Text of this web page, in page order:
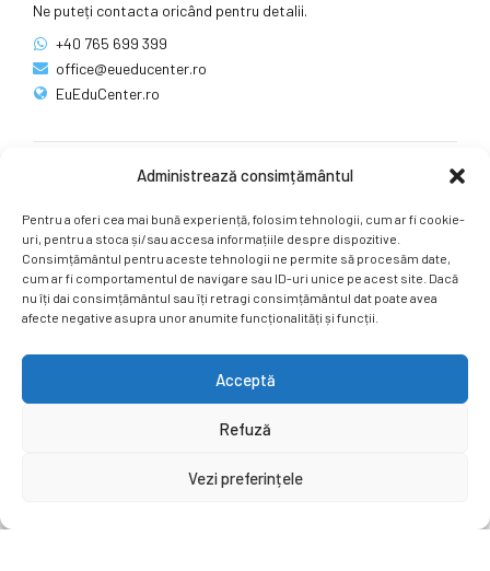
Administrează consimțământul
Pentru a oferi cea mai bună experiență, folosim tehnologii, cum ar fi cookie-
uri, pentru a stoca și/sau accesa informațiile despre dispozitive.
Consimțământul pentru aceste tehnologii ne permite să procesăm date,
cum ar fi comportamentul de navigare sau ID-uri unice pe acest site. Dacă
nu îți dai consimțământul sau îți retragi consimțământul dat poate avea
afecte negative asupra unor anumite funcționalități și funcții.
Acceptă
Refuză
Vezi preferințele
Ne puteți contacta oricând pentru detalii.
+40 765 699 399
office@eueducenter.ro
EuEduCenter.ro
Ne puteți găsi și pe rețelele sociale.